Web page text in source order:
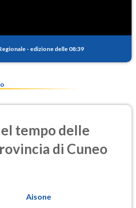
- edizione delle 08:39
tempo delle
di Cuneo
Aisone